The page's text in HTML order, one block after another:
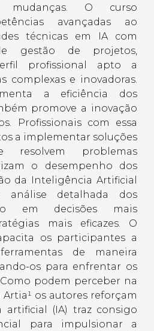
mudanças. O curso
avançadas ao
técnicas em IA com
gestão de projetos,
profissional apto a
complexas e inovadoras.
a eficiência dos
promove a inovação
Profissionais com essa
a implementar soluções
resolvem problemas
o desempenho dos
da Inteligência Artificial
análise detalhada dos
em decisões mais
mais eficazes. O
os participantes a
de maneira
os para enfrentar os
podem perceber na
os autores reforçam
artificial (IA) traz consigo
para impulsionar a